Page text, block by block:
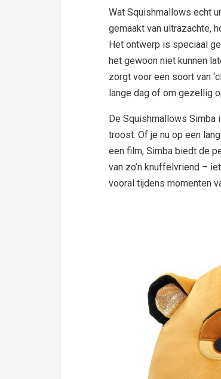
Wat Squishmallows echt
gemaakt van ultrazachte,
Het ontwerp is speciaal
het gewoon niet kunnen
zorgt voor een soort van
lange dag of om gezellig
De Squishmallows Simba
troost. Of je nu op een
een film, Simba biedt de
van zo’n knuffelvriend –
vooral tijdens momenten